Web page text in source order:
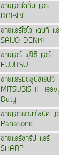
ขายแอร์ไดกิ้น แอร์
DAIKIN
ขายแอร์ไซโจ เดนกิ แ
SAIJO DENKI
ขายแอร์ ฟูจิซึ แอร์
FUJITSU
ขายแอร์มิตซูบิชิเฮฟวี่
MITSUBISHI
Duty
ขายแอร์พานาโซนิค แ
Panasonic
ขายแอร์ชาร์ป แอร์
SHARP